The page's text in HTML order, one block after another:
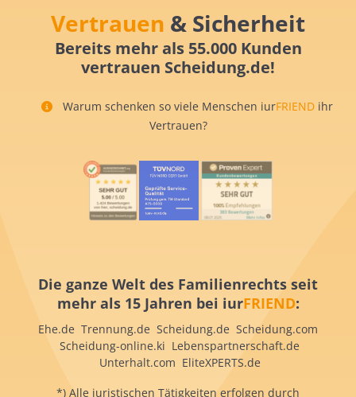
Vertrauen & Sicherheit
Bereits mehr als 55.000 Kunden
vertrauen Scheidung.de!
Warum schenken so viele Menschen iurFRIEND ihr
Vertrauen?
Die ganze Welt des Familienrechts seit
mehr als 15 Jahren bei iurFRIEND:
Ehe.de Trennung.de Scheidung.de Scheidung.com
Scheidung-online.ki Lebenspartnerschaft.de
Unterhalt.com EliteXPERTS.de
*) Alle juristischen Tätigkeiten erfolgen durch